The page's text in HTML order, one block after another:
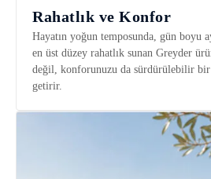
Rahatlık ve Konfor
Hayatın yoğun temposunda, gün boyu
en üst düzey rahatlık sunan Greyder
değil, konforunuzu da sürdürülebilir bir
getirir.